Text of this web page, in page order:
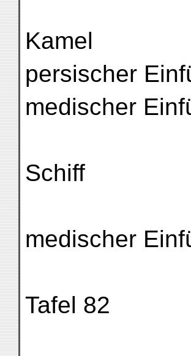
Kamel
persischer
medischer
Schiff
medischer
Tafel 82